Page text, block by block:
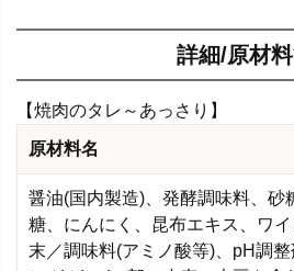
詳細/原材
【焼肉のタレ～あっさり】
原材料名
醤油(国内製造)、発酵調味料、砂
糖、にんにく、昆布エキス、ワ
末／調味料(アミノ酸等)、pH調